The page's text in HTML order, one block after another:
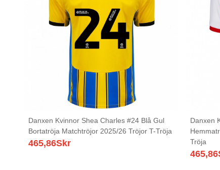
Danxen Kvinnor Shea Charles #24 Blå Gul
Bortatröja Matchtröjor 2025/26 Tröjor T-Tröja
465,86Skr
Danxen
Tröja
465,86